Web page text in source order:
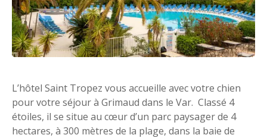
L’hôtel Saint Tropez vous accueille avec votre chien
pour votre séjour à Grimaud dans le Var. Classé 4
étoiles, il se situe au cœur d’un parc paysager de 4
hectares, à 300 mètres de la plage, dans la baie de